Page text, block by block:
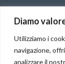
Diamo
Utilizziamo i
navigazione,
analizzare il
una